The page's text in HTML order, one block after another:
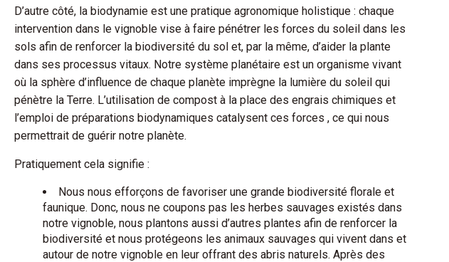
D’autre côté, la biodynamie est une pratique agronomique holistique : chaque
intervention dans le vignoble vise à faire pénétrer les forces du soleil dans les
sols afin de renforcer la biodiversité du sol et, par la même, d’aider la plante
dans ses processus vitaux. Notre système planétaire est un organisme vivant
où la sphère d’influence de chaque planète imprègne la lumière du soleil qui
pénètre la Terre. L’utilisation de compost à la place des engrais chimiques et
l’emploi de préparations biodynamiques catalysent ces forces , ce qui nous
permettrait de guérir notre planète.
Pratiquement cela signifie :
Nous nous efforçons de favoriser une grande biodiversité florale et
faunique. Donc, nous ne coupons pas les herbes sauvages existés dans
notre vignoble, nous plantons aussi d’autres plantes afin de renforcer la
biodiversité et nous protégeons les animaux sauvages qui vivent dans et
autour de notre vignoble en leur offrant des abris naturels. Après des